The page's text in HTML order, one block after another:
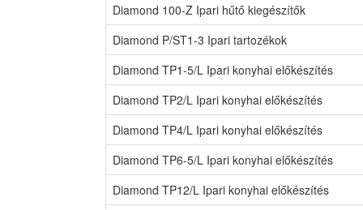
Diamond 100-Z Ipari hűtő kiegészítők
Diamond P/ST1-3 Ipari tartozékok
Diamond TP1-5/L Ipari konyhai előkészítés
Diamond TP2/L Ipari konyhai előkészítés
Diamond TP4/L Ipari konyhai előkészítés
Diamond TP6-5/L Ipari konyhai előkészítés
Diamond TP12/L Ipari konyhai előkészítés